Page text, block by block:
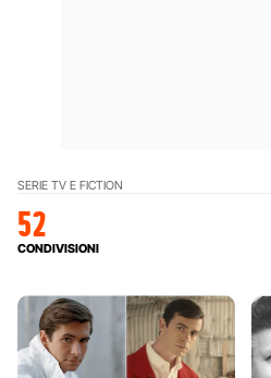
SERIE TV E FICTION
52
CONDIVISIONI